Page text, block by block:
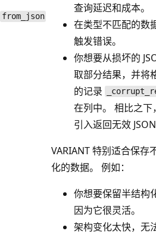
from_json
查询延迟和成本。
在类型不匹配的数
触发错误。
你想要从损坏的
取部分结果，并将
的记录
在列中。 相比之下
引入返回无效 JSON
VARIANT 特别适合保存
化的数据。 例如：
你想要保留半结构
因为它很灵活。
架构变化太快，无